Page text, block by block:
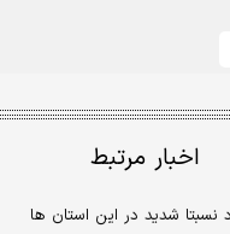
اخبار مرتبط
شدید در این استان ها